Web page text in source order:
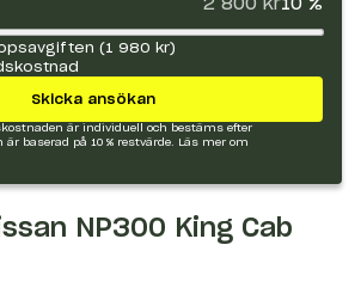
2 800 kr10 %
(1 980 kr)
Skicka ansökan
är individuell och bestäms efter
baserad på 10 % restvärde.
Läs mer om
NP300 King Cab